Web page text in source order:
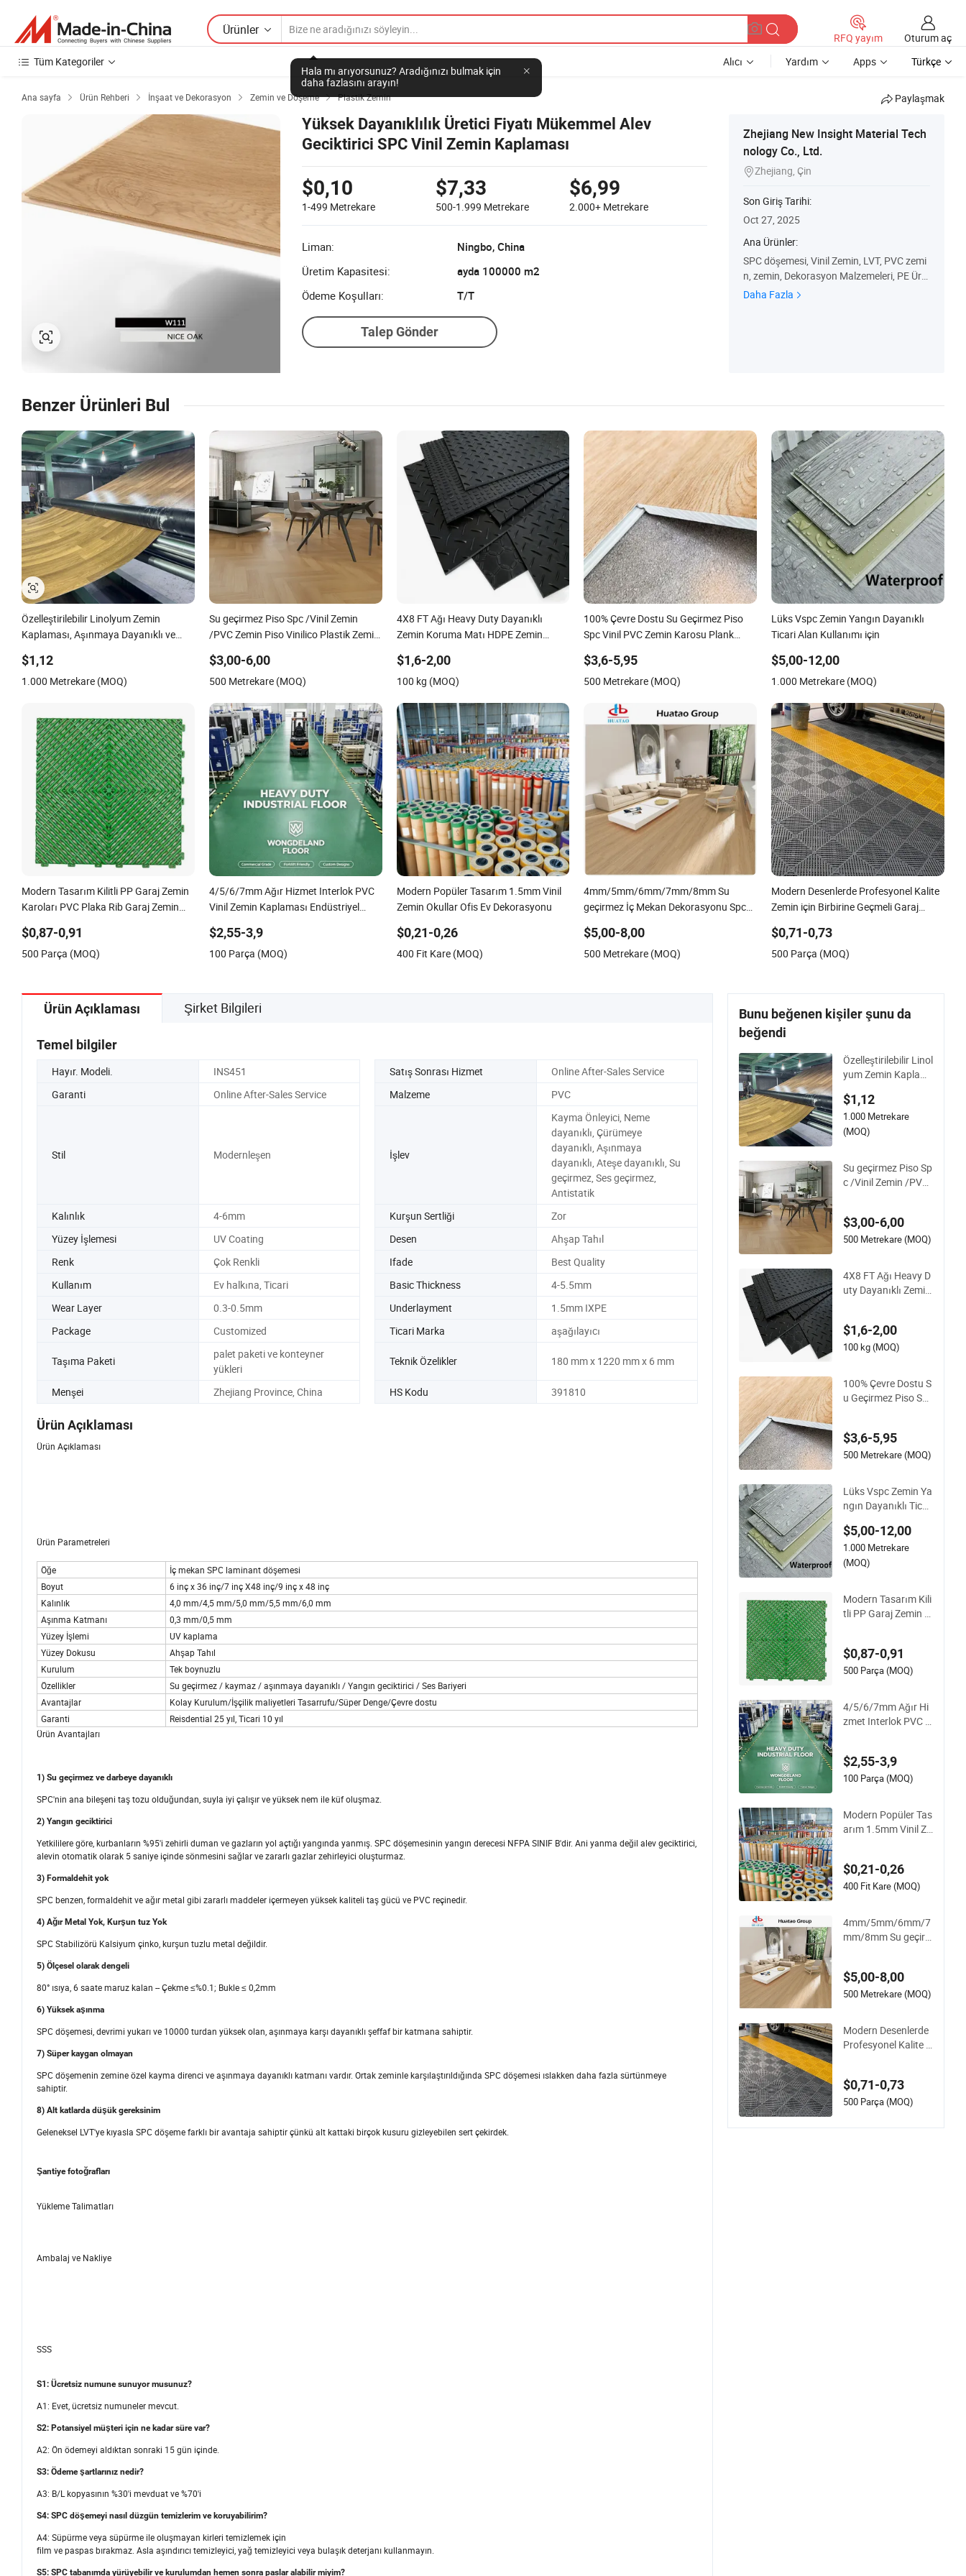
Ürünler
Hala mı arıyorsunuz? Aradığınızı bulmak için
daha fazlasını arayın!
RFQ yayım
Oturum aç
Tüm Kategoriler
Alıcı Yardım Apps Türkçe
Ana sayfa  Ürün Rehberi  İnşaat ve Dekorasyon  Zemin ve Döşeme  Plastik Zemin Paylaşmak
Yüksek Dayanıklılık Üretici Fiyatı Mükemmel Alev
Geciktirici SPC Vinil Zemin Kaplaması
$0,10
1-499 Metrekare
$7,33
500-1.999 Metrekare
$6,99
2.000+ Metrekare
Liman:
Ningbo, China
Üretim Kapasitesi:
ayda 100000 m2
Ödeme Koşulları:
T/T
Talep Gönder
Zhejiang New Insight Material Tech
nology Co., Ltd.
Zhejiang, Çin
Son Giriş Tarihi:
Oct 27, 2025
Ana Ürünler:
SPC döşemesi, Vinil Zemin, LVT, PVC zemi
n, zemin, Dekorasyon Malzemeleri, PE Ürü
nleri, PVC Ürünleri
Daha Fazla
Benzer Ürünleri Bul
Özelleştirilebilir Linolyum Zemin
Kaplaması, Aşınmaya Dayanıklı ve
$1,12
1.000 Metrekare (MOQ)
Su geçirmez Piso Spc /Vinil Zemin
/PVC Zemin Piso Vinilico Plastik Zemin
Konut ile CE&Floorscore Sertifikası
4mm 5mm
$3,00-6,00
500 Metrekare (MOQ)
4X8 FT Ağı Heavy Duty Dayanıklı
Zemin Koruma Matı HDPE Zemin
$1,6-2,00
100 kg (MOQ)
100% Çevre Dostu Su Geçirmez Piso
Spc Vinil PVC Zemin Karosu Plank
Spc Zemin İç Mekan Konut için
$3,6-5,95
500 Metrekare (MOQ)
Lüks Vspc Zemin Yangın Dayanıklı
Ticari Alan Kullanımı için
$5,00-12,00
1.000 Metrekare (MOQ)
Modern Tasarım Kilitli PP Garaj Zemin
Karoları PVC Plaka Rib Garaj Zemin
$0,87-0,91
500 Parça (MOQ)
4/5/6/7mm Ağır Hizmet Interlok PVC
Vinil Zemin Kaplaması Endüstriyel
$2,55-3,9
100 Parça (MOQ)
Modern Popüler Tasarım 1.5mm Vinil
Zemin Okullar Ofis Ev Dekorasyonu
$0,21-0,26
400 Fit Kare (MOQ)
4mm/5mm/6mm/7mm/8mm Su
geçirmez İç Mekan Dekorasyonu Spc
Kaplaması/PVC Zemin Kaplaması
$5,00-8,00
500 Metrekare (MOQ)
Modern Desenlerde Profesyonel Kalite
Zemin için Birbirine Geçmeli Garaj
$0,71-0,73
500 Parça (MOQ)
Ürün Açıklaması Şirket Bilgileri
Temel bilgiler
Hayır. Modeli. INS451 Satış Sonrası Hizmet
Online After-Sales Service
Garanti
Online After-Sales Service Malzeme PVC
Stil Modernleşen İşlev
Kayma Önleyici, Neme
dayanıklı, Çürümeye
dayanıklı, Aşınmaya
dayanıklı, Ateşe dayanıklı, Su
geçirmez, Ses geçirmez,
Antistatik
Kalınlık
4-6mm Kurşun Sertliği
Zor
Yüzey İşlemesi
UV Coating Desen
Ahşap Tahıl
Renk
Çok Renkli Ifade
Best Quality
Kullanım
Ev halkına, Ticari Basic Thickness
4-5.5mm
Wear Layer
0.3-0.5mm Underlayment
1.5mm IXPE
Package
Customized Ticari Marka aşağılayıcı
Taşıma Paketi
palet paketi ve konteyner
yükleri
Teknik Özelikler 180 mm x 1220 mm x 6 mm
Menşei Zhejiang Province, China HS Kodu 391810
Ürün Açıklaması
Ürün Açıklaması
Ürün Parametreleri
Öğe
İç mekan SPC laminant döşemesi
Boyut
6 inç x 36 inç/7 inç X48 inç/9 inç x 48 inç
Kalınlık
4,0 mm/4,5 mm/5,0 mm/5,5 mm/6,0 mm
Aşınma Katmanı
0,3 mm/0,5 mm
Yüzey İşlemi
UV kaplama
Yüzey Dokusu
Ahşap Tahıl
Kurulum
Tek boynuzlu
Özellikler
Su geçirmez / kaymaz / aşınmaya dayanıklı / Yangın geciktirici / Ses Bariyeri
Avantajlar
Kolay Kurulum/İşçilik maliyetleri Tasarrufu/Süper Denge/Çevre dostu
Garanti
Reisdential 25 yıl, Ticari 10 yıl
Ürün Avantajları
1) Su geçirmez ve darbeye dayanıklı
SPC'nin ana bileşeni taş tozu olduğundan, suyla iyi çalışır ve yüksek nem ile küf oluşmaz.
2) Yangın geciktirici
Yetkililere göre, kurbanların %95'i zehirli duman ve gazların yol açtığı yangında yanmış. SPC döşemesinin yangın derecesi NFPA SINIF B'dir. Ani yanma değil alev geciktirici,
alevin otomatik olarak 5 saniye içinde sönmesini sağlar ve zararlı gazlar zehirleyici oluşturmaz.
3) Formaldehit yok
SPC benzen, formaldehit ve ağır metal gibi zararlı maddeler içermeyen yüksek kaliteli taş gücü ve PVC reçinedir.
4) Ağır Metal Yok, Kurşun tuz Yok
SPC Stabilizörü Kalsiyum çinko, kurşun tuzlu metal değildir.
5) Ölçesel olarak dengeli
80° ısıya, 6 saate maruz kalan -- Çekme ≤%0.1; Bukle ≤ 0,2mm
6) Yüksek aşınma
SPC döşemesi, devrimi yukarı ve 10000 turdan yüksek olan, aşınmaya karşı dayanıklı şeffaf bir katmana sahiptir.
7) Süper kaygan olmayan
SPC döşemenin zemine özel kayma direnci ve aşınmaya dayanıklı katmanı vardır. Ortak zeminle karşılaştırıldığında SPC döşemesi ıslakken daha fazla sürtünmeye
sahiptir.
8) Alt katlarda düşük gereksinim
Geleneksel LVT'ye kıyasla SPC döşeme farklı bir avantaja sahiptir çünkü alt kattaki birçok kusuru gizleyebilen sert çekirdek.
Şantiye fotoğrafları
Yükleme Talimatları
Ambalaj ve Nakliye
SSS
S1: Ücretsiz numune sunuyor musunuz?
A1: Evet, ücretsiz numuneler mevcut.
S2: Potansiyel müşteri için ne kadar süre var?
A2: Ön ödemeyi aldıktan sonraki 15 gün içinde.
S3: Ödeme şartlarınız nedir?
A3: B/L kopyasının %30'i mevduat ve %70'i
S4: SPC döşemeyi nasıl düzgün temizlerim ve koruyabilirim?
A4: Süpürme veya süpürme ile oluşmayan kirleri temizlemek için
film ve paspas bırakmaz. Asla aşındırıcı temizleyici, yağ temizleyici veya bulaşık deterjanı kullanmayın.
S5: SPC tabanımda yürüyebilir ve kurulumdan hemen sonra paslar alabilir miyim?
Bunu beğenen kişiler şunu da
beğendi
Özelleştirilebilir Linol
yum Zemin Kaplam
nıklı ve Kaymaz Öze
lliklere Sahip
$1,12
1.000 Metrekare
(MOQ)
Su geçirmez Piso Sp
c /Vinil Zemin /PVC
arı İç Mekan Dekora
syonu için Konut ile
$3,00-6,00
500 Metrekare (MOQ)
4X8 FT Ağı Heavy D
uty Dayanıklı Zemin
$1,6-2,00
100 kg (MOQ)
100% Çevre Dostu S
u Geçirmez Piso Spc
m Plank Vinil Lvt WP
C Espc Spc Zemin İç
$3,6-5,95
500 Metrekare (MOQ)
Lüks Vspc Zemin Ya
ngın Dayanıklı Ticar
$5,00-12,00
1.000 Metrekare
(MOQ)
Modern Tasarım Kili
tli PP Garaj Zemin K
$0,87-0,91
500 Parça (MOQ)
4/5/6/7mm Ağır Hi
zmet Interlok PVC V
Atölye Depo Gıda Te
sisi
$2,55-3,9
100 Parça (MOQ)
Modern Popüler Tas
arım 1.5mm Vinil Ze
$0,21-0,26
400 Fit Kare (MOQ)
4mm/5mm/6mm/7
mm/8mm Su geçir
aplaması Vinil Zemi
n Kaplaması/PVC Z
$5,00-8,00
500 Metrekare (MOQ)
Modern Desenlerde
Profesyonel Kalite Z
Karoları
$0,71-0,73
500 Parça (MOQ)